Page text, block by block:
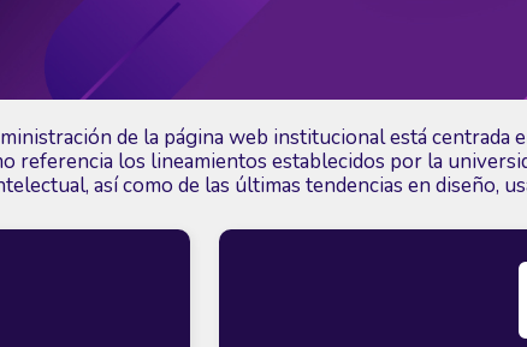
de la página web institucional está centrada
referencia los lineamientos establecidos por la
así como de las últimas tendencias en diseño,